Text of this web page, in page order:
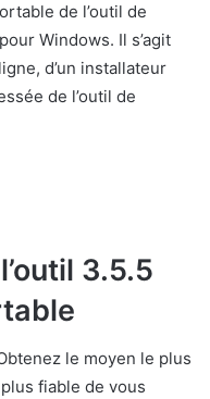
de l’outil de
Windows. Il s’agit
d’un installateur
de l’outil de
3.5.5
le moyen le plus
fiable de vous